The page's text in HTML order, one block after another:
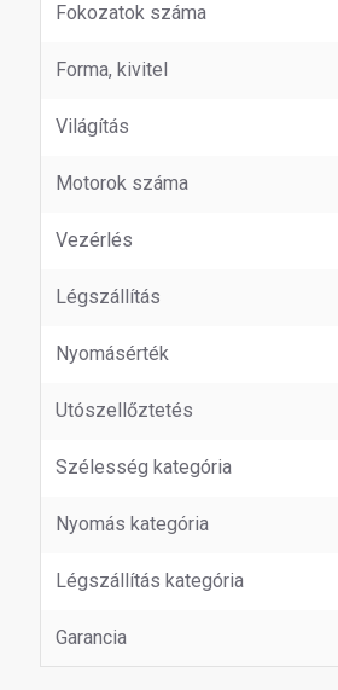
Fokozatok száma
Forma, kivitel
Világítás
Motorok száma
Vezérlés
Légszállítás
Nyomásérték
Utószellőztetés
Szélesség kategória
Nyomás kategória
Légszállítás kategória
Garancia